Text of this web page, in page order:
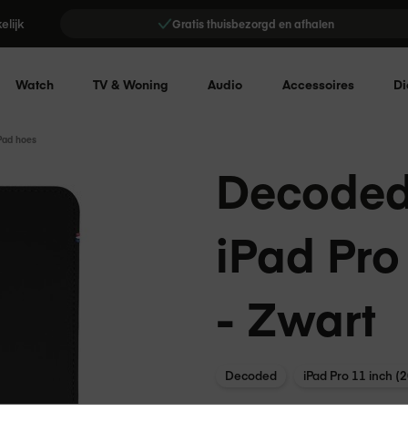
Gratis thuisbezorgd en afhalen
Watch TV & Woning Audio Accessoires
hoes
iPad
- Zwart
Decoded iPad Pro 11 inch